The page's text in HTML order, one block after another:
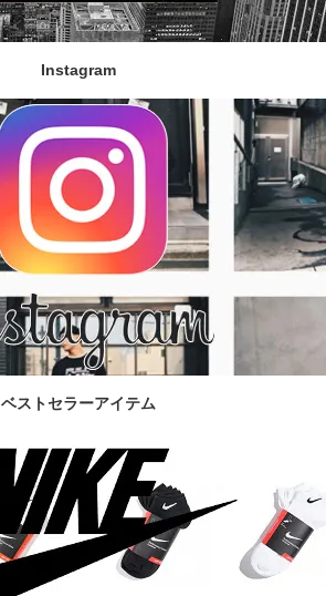
Instagram
ベストセラーアイテム